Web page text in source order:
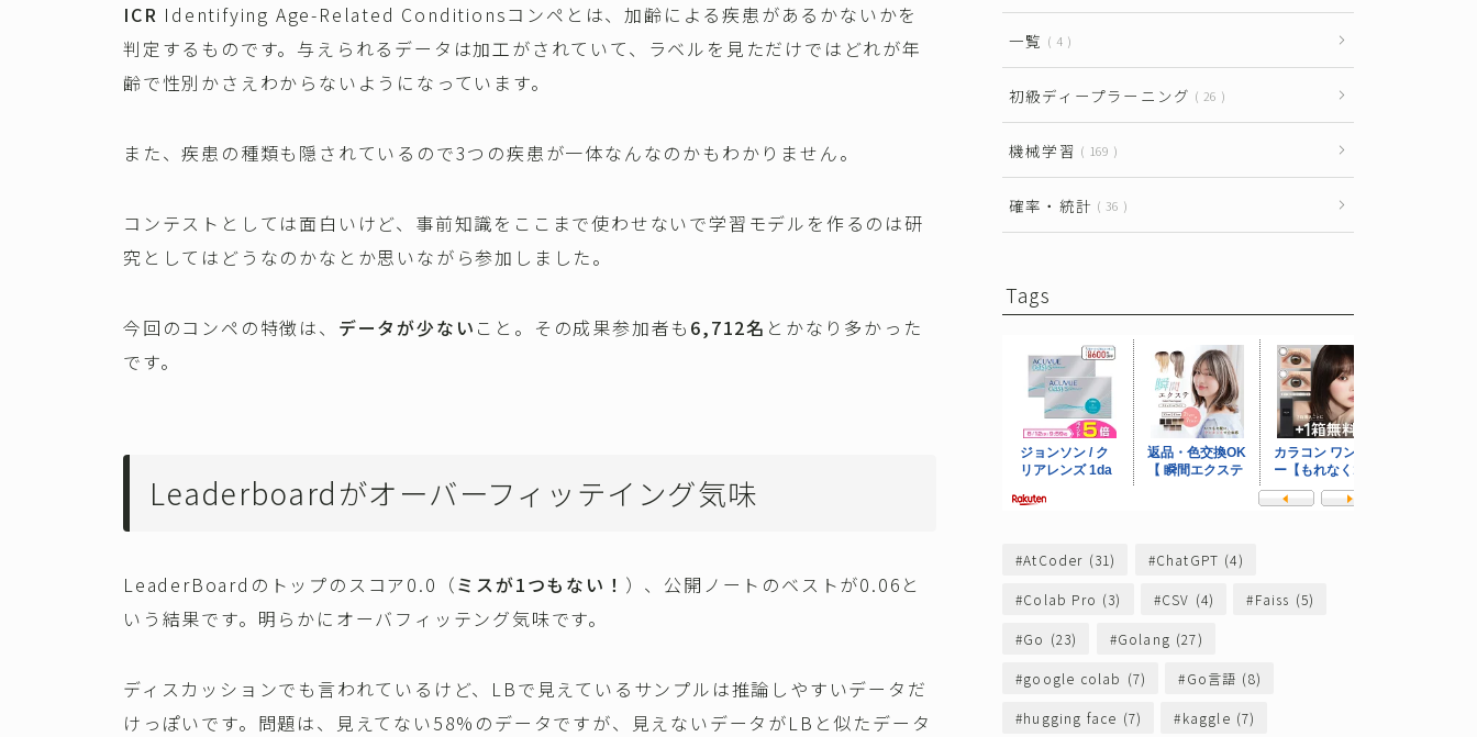
ICR Identifying Age-Related Conditionsコンペとは、加齢による疾患があるかないかを
判定するものです。与えられるデータは加工がされていて、ラベルを見ただけではどれが年
齢で性別かさえわからないようになっています。
また、疾患の種類も隠されているので3つの疾患が一体なんなのかもわかりません。
コンテストとしては面白いけど、事前知識をここまで使わせないで学習モデルを作るのは研
究としてはどうなのかなとか思いながら参加しました。
今回のコンペの特徴は、 データが少ない こと。その成果参加者も 6,712名 とかなり多かった
です。
Leaderboardがオーバーフィッテイング気味
LeaderBoardのトップのスコア0.0（ミスが1つもない！ ）、公開ノートのベストが0.06と
いう結果です。明らかにオーバフィッテング気味です。
ディスカッションでも言われているけど、LBで見えているサンプルは推論しやすいデータだ
けっぽいです。問題は、見えてない58%のデータですが、見えないデータがLBと似たデータ
一覧 4
初級ディープラーニング 26
機械学習 169
確率・統計 36
Tags
AtCoder (31) ChatGPT (4)
Colab Pro (3) CSV (4) Faiss (5)
Go (23) Golang (27)
google colab (7) Go言語 (8)
hugging face (7) kaggle (7)